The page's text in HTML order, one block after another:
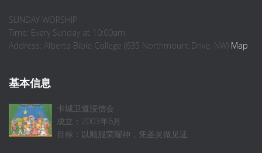
SUNDAY WORSHIP
Time: Every Sunday at 10:00am
Address: Alberta Bible College (635 Northmount Drive, NW) Map
基本信息
卡城卫道浸信会
成立：2003年6月
目标：以顺服荣耀神，凭圣灵做见证